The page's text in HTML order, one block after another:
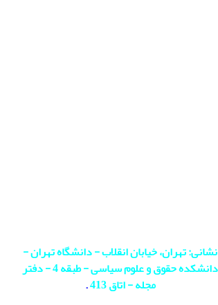
نشانی: تهران، خیابان انقلاب - دانشگاه تهران -
دانشکده حقوق و علوم سیاسی - طبقه 4 - دفتر
مجله - اتاق 413
.